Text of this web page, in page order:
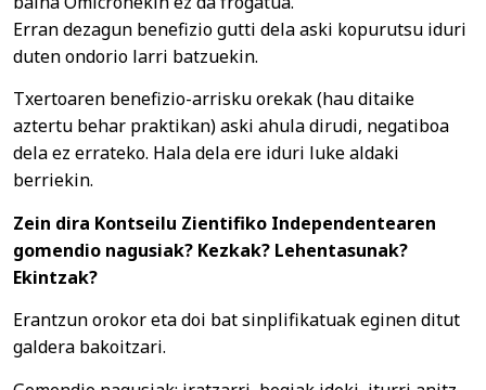
Erran dezagun benefizio gutti dela aski kopurutsu iduri
duten ondorio larri batzuekin.
Txertoaren benefizio-arrisku orekak (hau ditaike
aztertu behar praktikan) aski ahula dirudi, negatiboa
dela ez errateko. Hala dela ere iduri luke aldaki
berriekin.
Zein dira Kontseilu Zientifiko Independentearen
gomendio nagusiak? Kezkak? Lehentasunak?
Ekintzak?
Erantzun orokor eta doi bat sinplifikatuak eginen ditut
galdera bakoitzari.